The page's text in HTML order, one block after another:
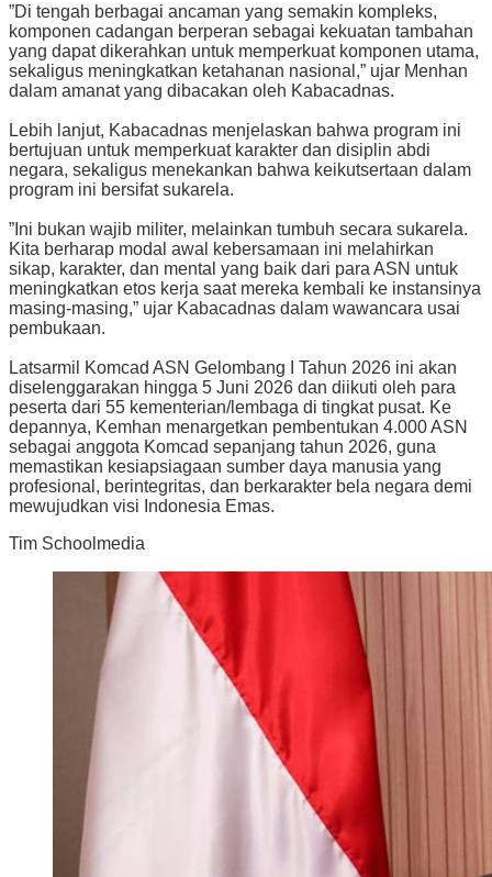
​”Di tengah berbagai ancaman yang semakin kompleks,
komponen cadangan berperan sebagai kekuatan tambahan
yang dapat dikerahkan untuk memperkuat komponen utama,
sekaligus meningkatkan ketahanan nasional,” ujar Menhan
dalam amanat yang dibacakan oleh Kabacadnas.
Lebih lanjut, Kabacadnas menjelaskan bahwa program ini
bertujuan untuk memperkuat karakter dan disiplin abdi
negara, sekaligus menekankan bahwa keikutsertaan dalam
program ini bersifat sukarela.
​”Ini bukan wajib militer, melainkan tumbuh secara sukarela.
Kita berharap modal awal kebersamaan ini melahirkan
sikap, karakter, dan mental yang baik dari para ASN untuk
meningkatkan etos kerja saat mereka kembali ke instansinya
masing-masing,” ujar Kabacadnas dalam wawancara usai
pembukaan.
Latsarmil Komcad ASN Gelombang I Tahun 2026 ini akan
diselenggarakan hingga 5 Juni 2026 dan diikuti oleh para
peserta dari 55 kementerian/lembaga di tingkat pusat. ​Ke
depannya, Kemhan menargetkan pembentukan 4.000 ASN
sebagai anggota Komcad sepanjang tahun 2026, guna
memastikan kesiapsiagaan sumber daya manusia yang
profesional, berintegritas, dan berkarakter bela negara demi
mewujudkan visi Indonesia Emas.
Tim Schoolmedia